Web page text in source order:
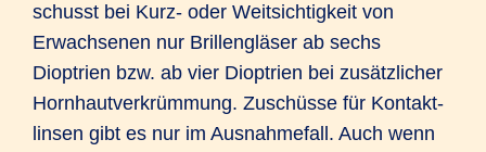
schusst bei Kurz- oder Weit­sichtigkeit von
Erwach­senen nur Brillen­gläser ab sechs
Dioptrien bzw. ab vier Dioptrien bei zusätz­licher
Horn­haut­ver­krüm­mung. Zuschüsse für Kontakt­
linsen gibt es nur im Ausnahme­fall. Auch wenn